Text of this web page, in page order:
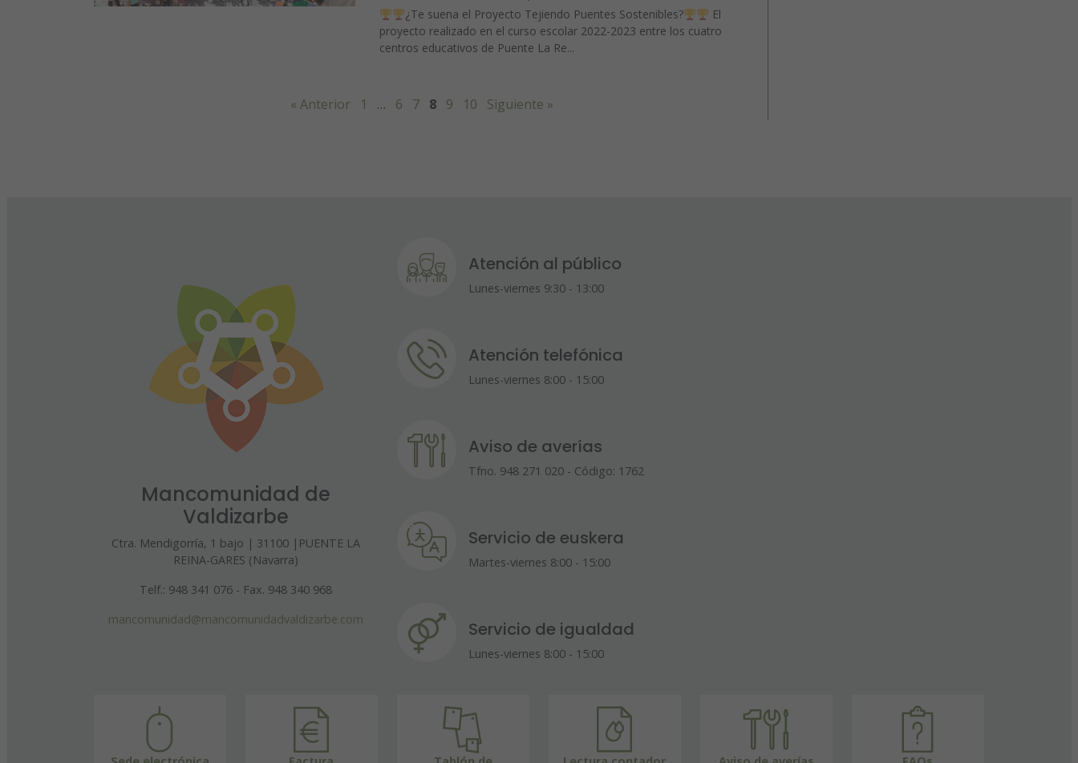
¿Te suena el Proyecto Tejiendo Puentes Sostenibles?
El
proyecto realizado en el curso escolar 2022-2023 entre los cuatro
centros educativos de Puente La Re...
« Anterior 1 … 6 7 8 9 10 Siguiente »
Mancomunidad de
Valdizarbe
Ctra. Mendigorría, 1 bajo | 31100 |PUENTE LA
REINA-GARES (Navarra)
Telf.: 948 341 076 - Fax. 948 340 968
mancomunidad@mancomunidadvaldizarbe.com
Atención al público
Lunes-viernes 9:30 - 13:00
Atención telefónica
Lunes-viernes 8:00 - 15:00
Aviso de averías
Tfno. 948 271 020 - Código: 1762
Servicio de euskera
Martes-viernes 8:00 - 15:00
Servicio de igualdad
Lunes-viernes 8:00 - 15:00